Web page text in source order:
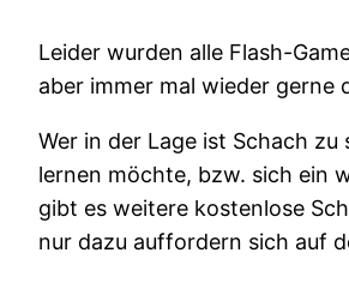
Leider wurden alle Flash-
aber immer mal wieder gerne
Wer in der Lage ist Schach
lernen möchte, bzw. sich ein
gibt es weitere kostenlose
nur dazu auffordern sich auf